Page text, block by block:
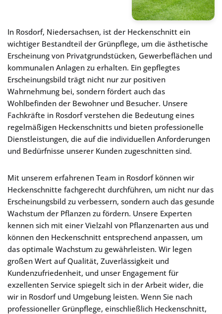
In Rosdorf, Niedersachsen, ist der Heckenschnitt ein
wichtiger Bestandteil der Grünpflege, um die ästhetische
Erscheinung von Privatgrundstücken, Gewerbeflächen und
kommunalen Anlagen zu erhalten. Ein gepflegtes
Erscheinungsbild trägt nicht nur zur positiven
Wahrnehmung bei, sondern fördert auch das
Wohlbefinden der Bewohner und Besucher. Unsere
Fachkräfte in Rosdorf verstehen die Bedeutung eines
regelmäßigen Heckenschnitts und bieten professionelle
Dienstleistungen, die auf die individuellen Anforderungen
und Bedürfnisse unserer Kunden zugeschnitten sind.
Mit unserem erfahrenen Team in Rosdorf können wir
Heckenschnitte fachgerecht durchführen, um nicht nur das
Erscheinungsbild zu verbessern, sondern auch das gesunde
Wachstum der Pflanzen zu fördern. Unsere Experten
kennen sich mit einer Vielzahl von Pflanzenarten aus und
können den Heckenschnitt entsprechend anpassen, um
das optimale Wachstum zu gewährleisten. Wir legen
großen Wert auf Qualität, Zuverlässigkeit und
Kundenzufriedenheit, und unser Engagement für
exzellenten Service spiegelt sich in der Arbeit wider, die
wir in Rosdorf und Umgebung leisten. Wenn Sie nach
professioneller Grünpflege, einschließlich Heckenschnitt,